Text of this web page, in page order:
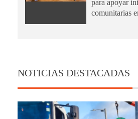
para apoyar
comunitarias
NOTICIAS DESTACADAS